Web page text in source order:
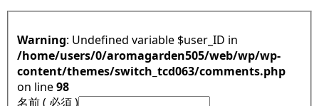
Warning : Undefined variable $user_ID in
/home/users/0/aromagarden505/web/wp/wp-
content/themes/switch_tcd063/comments.php
on line98
名前 ( 必須 )